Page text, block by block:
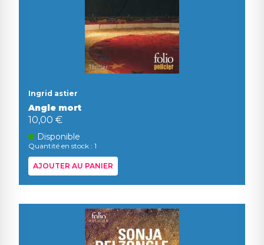
Ingrid astier
Angle mort
10,00 €
Disponible
Quantité en stock : 1
AJOUTER AU PANIER